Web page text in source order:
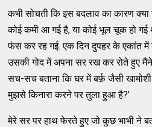
कभी सोचती कि इस बदलाव का कारण क्या
कोई कमी आ गई है, या कोई भूल चूक हो
फंस कर रह गई. एक दिन दुपहर के एकांत में
उसकी गोद में अपना सर रख कर रोते हुए
सच-सच बताना कि घर में बर्फ़ जैसी
मुझसे किनारा करने पर तुला हुआ है?’
मेरे सर पर हाथ फेरते हुए जो कुछ भाभी ने